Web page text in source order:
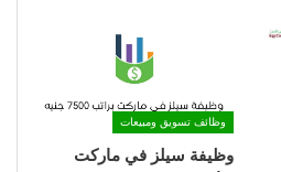
وظائف تسويق ومبيعات
وظيفة سيلز في ماركت